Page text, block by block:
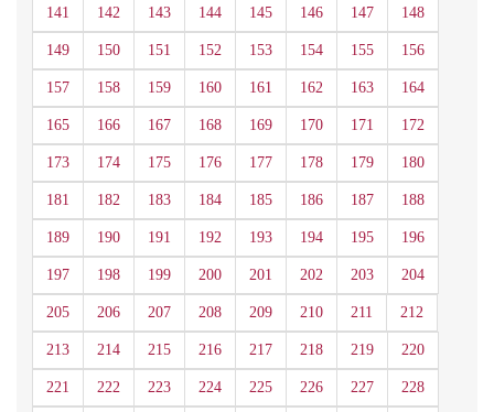
141 142 143 144 145 146 147 148
149 150 151 152 153 154 155 156
157 158 159 160 161 162 163 164
165 166 167 168 169 170 171 172
173 174 175 176 177 178 179 180
181 182 183 184 185 186 187 188
189 190 191 192 193 194 195 196
197 198 199 200 201 202 203 204
205 206 207 208 209 210 211 212
213 214 215 216 217 218 219 220
221 222 223 224 225 226 227 228